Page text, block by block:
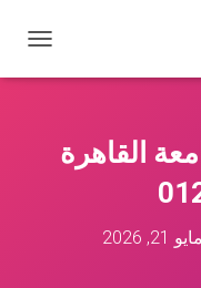
ب
القاهرة
مايو 21, 2026